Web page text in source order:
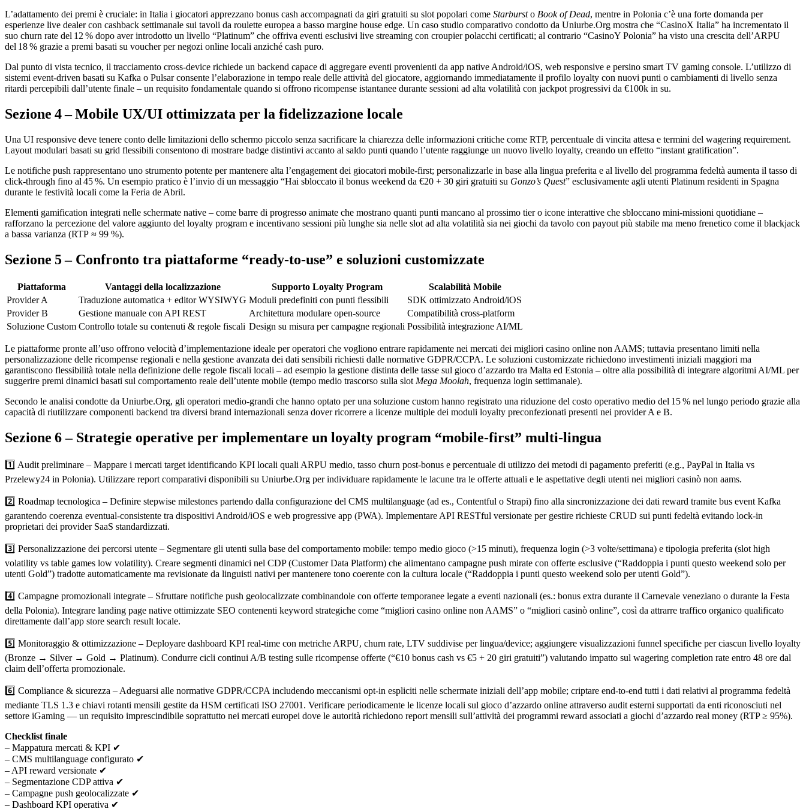
L’adattamento dei premi è cruciale: in Italia i giocatori apprezzano bonus cash accompagnati da giri gratuiti su slot popolari come Starbursto Book of Dead, mentre in Polonia c’è una forte domanda per
esperienze live dealer con cashback settimanale sui tavoli da roulette europea a basso margine house edge. Un caso studio comparativo condotto da Uniurbe.Org mostra che “CasinoX Italia” ha incrementato il
suo churn rate del 12 % dopo aver introdotto un livello “Platinum” che offriva eventi esclusivi live streaming con croupier polacchi certificati; al contrario “CasinoY Polonia” ha visto una crescita dell’ARPU
del 18 % grazie a premi basati su voucher per negozi online locali anziché cash puro.
Dal punto di vista tecnico, il tracciamento cross‑device richiede un backend capace di aggregare eventi provenienti da app native Android/iOS, web responsive e persino smart TV gaming console. L’utilizzo di
sistemi event‑driven basati su Kafka o Pulsar consente l’elaborazione in tempo reale delle attività del giocatore, aggiornando immediatamente il profilo loyalty con nuovi punti o cambiamenti di livello senza
ritardi percepibili dall’utente finale – un requisito fondamentale quando si offrono ricompense istantanee durante sessioni ad alta volatilità con jackpot progressivi da €100k in su.
Sezione 4 – Mobile UX/UI ottimizzata per la fidelizzazione locale
Una UI responsive deve tenere conto delle limitazioni dello schermo piccolo senza sacrificare la chiarezza delle informazioni critiche come RTP, percentuale di vincita attesa e termini del wagering requirement.
Layout modulari basati su grid flessibili consentono di mostrare badge distintivi accanto al saldo punti quando l’utente raggiunge un nuovo livello loyalty, creando un effetto “instant gratification”.
Le notifiche push rappresentano uno strumento potente per mantenere alta l’engagement dei giocatori mobile‑first; personalizzarle in base alla lingua preferita e al livello del programma fedeltà aumenta il tasso di
click‑through fino al 45 %. Un esempio pratico è l’invio di un messaggio “Hai sbloccato il bonus weekend da €20 + 30 giri gratuiti su Gonzo’s Quest” esclusivamente agli utenti Platinum residenti in Spagna
durante le festività locali come la Feria de Abril.
Elementi gamification integrati nelle schermate native – come barre di progresso animate che mostrano quanti punti mancano al prossimo tier o icone interattive che sbloccano mini‑missioni quotidiane –
rafforzano la percezione del valore aggiunto del loyalty program e incentivano sessioni più lunghe sia nelle slot ad alta volatilità sia nei giochi da tavolo con payout più stabile ma meno frenetico come il blackjack
a bassa varianza (RTP ≈ 99 %).
Sezione 5 – Confronto tra piattaforme “ready‑to‑use” e soluzioni customizzate
Piattaforma Vantaggi della localizzazione Supporto Loyalty Program
Scalabilità Mobile
Provider A
Traduzione automatica + editor WYSIWYG Moduli predefiniti con punti flessibili
SDK ottimizzato Android/iOS
Provider B
Gestione manuale con API REST Architettura modulare open‑source
Compatibilità cross‑platform
Soluzione Custom Controllo totale su contenuti & regole fiscali Design su misura per campagne regionali Possibilità integrazione AI/ML
Le piattaforme pronte all’uso offrono velocità d’implementazione ideale per operatori che vogliono entrare rapidamente nei mercati dei migliori casino online non AAMS; tuttavia presentano limiti nella
personalizzazione delle ricompense regionali e nella gestione avanzata dei dati sensibili richiesti dalle normative GDPR/CCPA. Le soluzioni customizzate richiedono investimenti iniziali maggiori ma
garantiscono flessibilità totale nella definizione delle regole fiscali locali – ad esempio la gestione distinta delle tasse sul gioco d’azzardo tra Malta ed Estonia – oltre alla possibilità di integrare algoritmi AI/ML per
suggerire premi dinamici basati sul comportamento reale dell’utente mobile (tempo medio trascorso sulla slot Mega Moolah, frequenza login settimanale).
Secondo le analisi condotte da Uniurbe.Org, gli operatori medio‑grandi che hanno optato per una soluzione custom hanno registrato una riduzione del costo operativo medio del 15 % nel lungo periodo grazie alla
capacità di riutilizzare componenti backend tra diversi brand internazionali senza dover ricorrere a licenze multiple dei moduli loyalty preconfezionati presenti nei provider A e B.
Sezione 6 – Strategie operative per implementare un loyalty program “mobile‑first” multi‑lingua
1️⃣ Audit preliminare – Mappare i mercati target identificando KPI locali quali ARPU medio, tasso churn post‑bonus e percentuale di utilizzo dei metodi di pagamento preferiti (e.g., PayPal in Italia vs
Przelewy24 in Polonia). Utilizzare report comparativi disponibili su Uniurbe.Org per individuare rapidamente le lacune tra le offerte attuali e le aspettative degli utenti nei migliori casinò non aams.
2️⃣ Roadmap tecnologica – Definire stepwise milestones partendo dalla configurazione del CMS multilanguage (ad es., Contentful o Strapi) fino alla sincronizzazione dei dati reward tramite bus event Kafka
garantendo coerenza eventual-consistente tra dispositivi Android/iOS e web progressive app (PWA). Implementare API RESTful versionate per gestire richieste CRUD sui punti fedeltà evitando lock‑in
proprietari dei provider SaaS standardizzati.
3️⃣ Personalizzazione dei percorsi utente – Segmentare gli utenti sulla base del comportamento mobile: tempo medio gioco (>15 minuti), frequenza login (>3 volte/settimana) e tipologia preferita (slot high
volatility vs table games low volatility). Creare segmenti dinamici nel CDP (Customer Data Platform) che alimentano campagne push mirate con offerte esclusive (“Raddoppia i punti questo weekend solo per
utenti Gold”) tradotte automaticamente ma revisionate da linguisti nativi per mantenere tono coerente con la cultura locale (“Raddoppia i punti questo weekend solo per utenti Gold”).
4️⃣ Campagne promozionali integrate – Sfruttare notifiche push geolocalizzate combinandole con offerte temporanee legate a eventi nazionali (es.: bonus extra durante il Carnevale veneziano o durante la Festa
della Polonia). Integrare landing page native ottimizzate SEO contenenti keyword strategiche come “migliori casino online non AAMS” o “migliori casinò online”, così da attrarre traffico organico qualificato
direttamente dall’app store search result locale.
5️⃣ Monitoraggio & ottimizzazione – Deployare dashboard KPI real‑time con metriche ARPU, churn rate, LTV suddivise per lingua/device; aggiungere visualizzazioni funnel specifiche per ciascun livello loyalty
(Bronze → Silver → Gold → Platinum). Condurre cicli continui A/B testing sulle ricompense offerte (“€10 bonus cash vs €5 + 20 giri gratuiti”) valutando impatto sul wagering completion rate entro 48 ore dal
claim dell’offerta promozionale.
6️⃣ Compliance & sicurezza – Adeguarsi alle normative GDPR/CCPA includendo meccanismi opt‑in espliciti nelle schermate iniziali dell’app mobile; criptare end‑to‑end tutti i dati relativi al programma fedeltà
mediante TLS 1.3 e chiavi rotanti mensili gestite da HSM certificati ISO 27001. Verificare periodicamente le licenze locali sul gioco d’azzardo online attraverso audit esterni supportati da enti riconosciuti nel
settore iGaming — un requisito imprescindibile soprattutto nei mercati europei dove le autorità richiedono report mensili sull’attività dei programmi reward associati a giochi d’azzardo real money (RTP ≥ 95%).
Checklist finale
– Mappatura mercati & KPI ✔
– CMS multilanguage configurato ✔
– API reward versionate ✔
– Segmentazione CDP attiva ✔
– Campagne push geolocalizzate ✔
– Dashboard KPI operativa ✔